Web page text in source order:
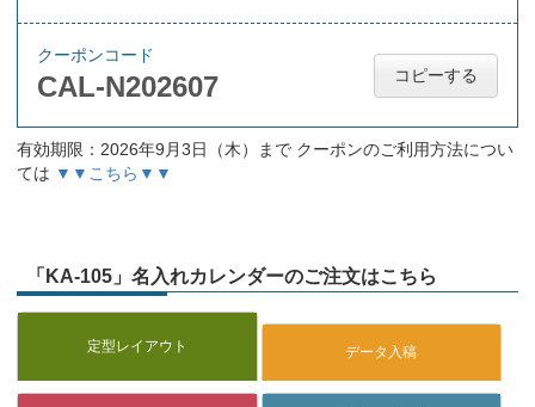
クーポンコード
CAL-N202607 コピーする
有効期限：2026年9月3日（木）まで クーポンのご利用方法につい
ては ▼▼こちら▼▼
「KA-105」名入れカレンダーのご注文はこちら